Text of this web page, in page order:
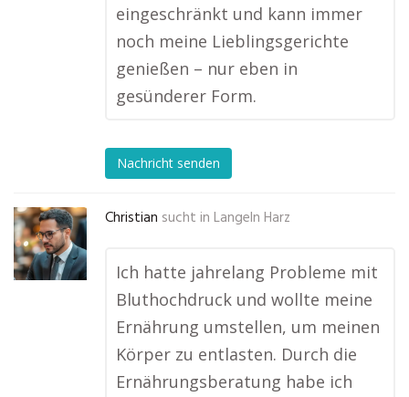
eingeschränkt und kann immer
noch meine Lieblingsgerichte
genießen – nur eben in
gesünderer Form.
Nachricht senden
Christian sucht in Langeln Harz
Ich hatte jahrelang Probleme mit
Bluthochdruck und wollte meine
Ernährung umstellen, um meinen
Körper zu entlasten. Durch die
Ernährungsberatung habe ich